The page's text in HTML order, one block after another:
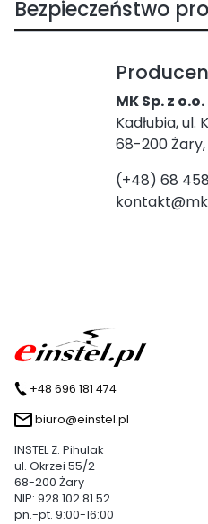
Bezpieczeństwo
MK Sp. z o.o.
Kadłubia, ul.
68-200
(+48) 68 458
+48 696 181 474
biuro@einstel.pl
INSTEL Z. Pihulak
ul. Okrzei 55/2
68-200 Żary
NIP: 928 102 81 52
pn.-pt. 9:00-16:00